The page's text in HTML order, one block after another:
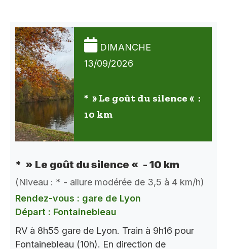
DIMANCHE
13/09/2026
* » Le goût du silence « :
10 km
* » Le goût du silence « - 10 km
(Niveau : * - allure modérée de 3,5 à 4 km/h)
Rendez-vous : gare de Lyon
Départ : Fontainebleau
RV à 8h55 gare de Lyon. Train à 9h16 pour
Fontainebleau (10h). En direction de